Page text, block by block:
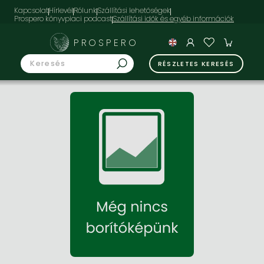
KapcsolatHírlevélRólunkSzállítási lehetőségek
Prospero könyvpiaci podcast
PROSPERO
RÉSZLETES KERESÉS